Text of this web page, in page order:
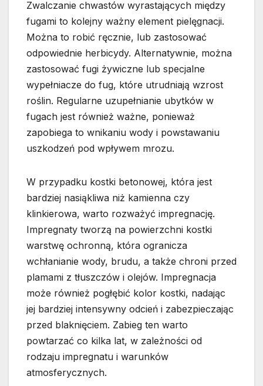
Zwalczanie chwastów wyrastających między
fugami to kolejny ważny element pielęgnacji.
Można to robić ręcznie, lub zastosować
odpowiednie herbicydy. Alternatywnie, można
zastosować fugi żywiczne lub specjalne
wypełniacze do fug, które utrudniają wzrost
roślin. Regularne uzupełnianie ubytków w
fugach jest również ważne, ponieważ
zapobiega to wnikaniu wody i powstawaniu
uszkodzeń pod wpływem mrozu.
W przypadku kostki betonowej, która jest
bardziej nasiąkliwa niż kamienna czy
klinkierowa, warto rozważyć impregnację.
Impregnaty tworzą na powierzchni kostki
warstwę ochronną, która ogranicza
wchłanianie wody, brudu, a także chroni przed
plamami z tłuszczów i olejów. Impregnacja
może również pogłębić kolor kostki, nadając
jej bardziej intensywny odcień i zabezpieczając
przed blaknięciem. Zabieg ten warto
powtarzać co kilka lat, w zależności od
rodzaju impregnatu i warunków
atmosferycznych.